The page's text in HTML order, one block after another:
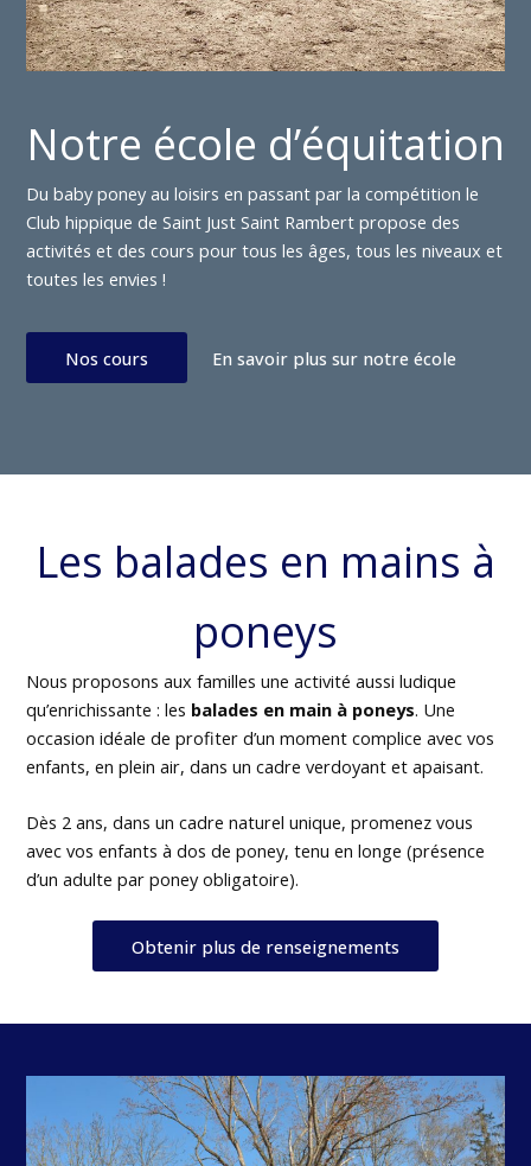
Notre école d’équitation
Du baby poney au loisirs en passant par la compétition le
Club hippique de Saint Just Saint Rambert propose des
activités et des cours pour tous les âges, tous les niveaux et
toutes les envies !
Nos cours En savoir plus sur notre école
Les balades en mains à
poneys
Nous proposons aux familles une activité aussi ludique
qu’enrichissante : les balades en main à poneys. Une
occasion idéale de profiter d’un moment complice avec vos
enfants, en plein air, dans un cadre verdoyant et apaisant.
Dès 2 ans, dans un cadre naturel unique, promenez vous
avec vos enfants à dos de poney, tenu en longe (présence
d’un adulte par poney obligatoire).
Obtenir plus de renseignements